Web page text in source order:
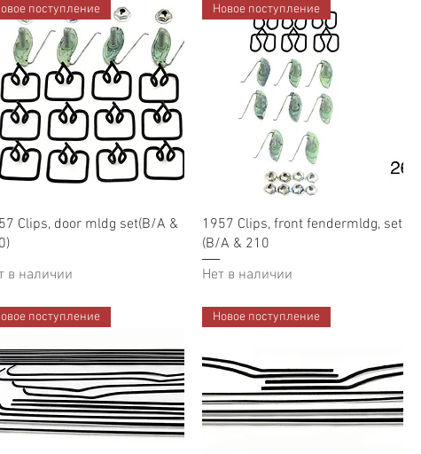
Быстрый просмотр
поступление
Clips, door mldg set(B/A &
в наличии
Быстрый просмотр
Новое поступление
1957 Clips, front fendermldg, set
(B/A & 210
Нет в наличии
поступление Новое поступление